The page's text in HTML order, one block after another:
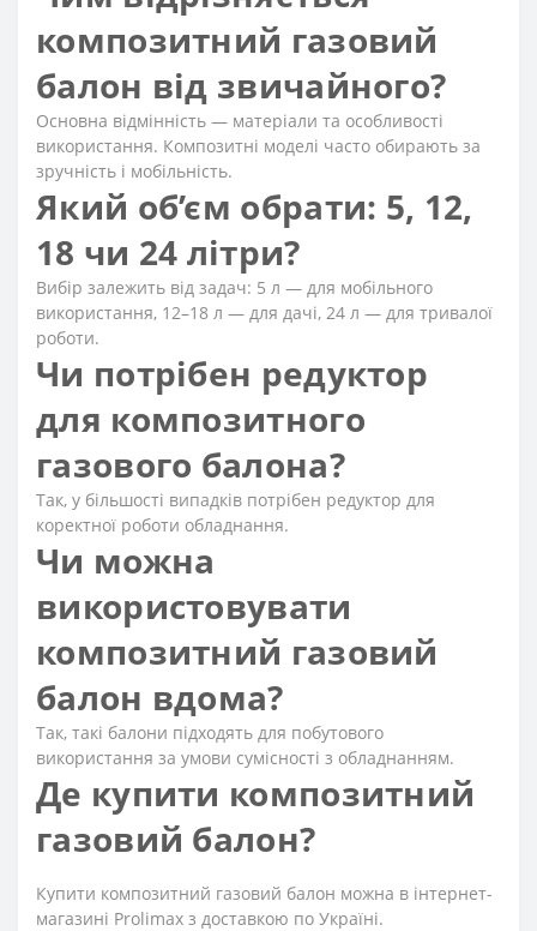
композитний газовий
балон від звичайного?
Основна відмінність — матеріали та особливості
використання. Композитні моделі часто обирають за
зручність і мобільність.
Який об’єм обрати: 5, 12,
18 чи 24 літри?
Вибір залежить від задач: 5 л — для мобільного
використання, 12–18 л — для дачі, 24 л — для тривалої
роботи.
Чи потрібен редуктор
для композитного
газового балона?
Так, у більшості випадків потрібен редуктор для
коректної роботи обладнання.
Чи можна
використовувати
композитний газовий
балон вдома?
Так, такі балони підходять для побутового
використання за умови сумісності з обладнанням.
Де купити композитний
газовий балон?
Купити композитний газовий балон можна в інтернет-
магазині Prolimax з доставкою по Україні.